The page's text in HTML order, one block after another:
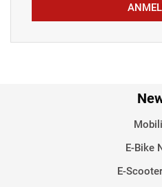
E-Bike
E-